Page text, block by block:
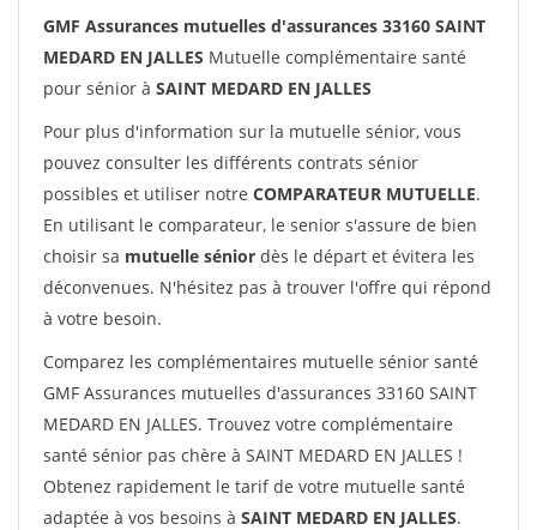
GMF Assurances mutuelles d'assurances 33160 SAINT
MEDARD EN JALLES Mutuelle complémentaire santé
pour sénior à SAINT MEDARD EN JALLES
Pour plus d'information sur la mutuelle sénior, vous
pouvez consulter les différents contrats sénior
possibles et utiliser notre COMPARATEUR MUTUELLE.
En utilisant le comparateur, le senior s'assure de bien
choisir sa mutuelle sénior dès le départ et évitera les
déconvenues. N'hésitez pas à trouver l'offre qui répond
à votre besoin.
Comparez les complémentaires mutuelle sénior santé
GMF Assurances mutuelles d'assurances 33160 SAINT
MEDARD EN JALLES. Trouvez votre complémentaire
santé sénior pas chère à SAINT MEDARD EN JALLES !
Obtenez rapidement le tarif de votre mutuelle santé
adaptée à vos besoins à SAINT MEDARD EN JALLES.